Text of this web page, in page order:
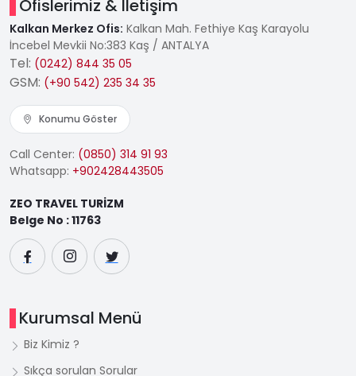
Ofislerimiz & İletişim
Kalkan Merkez Ofis: Kalkan Mah. Fethiye Kaş Karayolu
İncebel Mevkii No:383 Kaş / ANTALYA
Tel: (0242) 844 35 05
GSM: (+90 542) 235 34 35
Konumu Göster
Call Center: (0850) 314 91 93
Whatsapp: +902428443505
ZEO TRAVEL TURİZM
Belge No : 11763
Kurumsal Menü
Biz Kimiz ?
Sıkça sorulan Sorular